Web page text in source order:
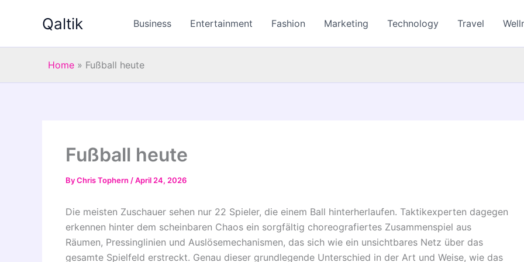
Qaltik Business Entertainment Fashion Marketing Technology Travel
Home » Fußball heute
Fußball heute
ByChris Tophern /April 24, 2026
Die meisten Zuschauer sehen nur 22 Spieler, die einem Ball hinterherlaufen. Taktikexperten dagegen
erkennen hinter dem scheinbaren Chaos ein sorgfältig choreografiertes Zusammenspiel aus
Räumen, Pressinglinien und Auslösemechanismen, das sich wie ein unsichtbares Netz über das
gesamte Spielfeld erstreckt. Genau dieser grundlegende Unterschied in der Art und Weise, wie das